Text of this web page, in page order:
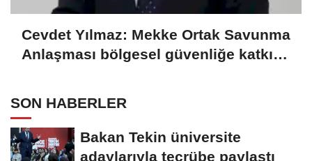
Cevdet Yılmaz: Mekke Ortak Savunma
Anlaşması bölgesel güvenliğe katkı
SON HABERLER
Bakan Tekin üniversite
adaylarıyla tecrübe paylaştı